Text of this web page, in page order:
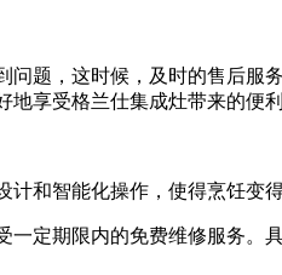
题，这时候，及时的售后服
享受格兰仕集成灶带来的便利
和智能化操作，使得烹饪变得
定期限内的免费维修服务。